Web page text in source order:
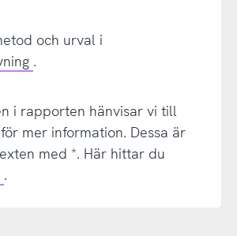
och urval i
.
i rapporten hänvisar vi till
mer information. Dessa är
med *. Här hittar du
.